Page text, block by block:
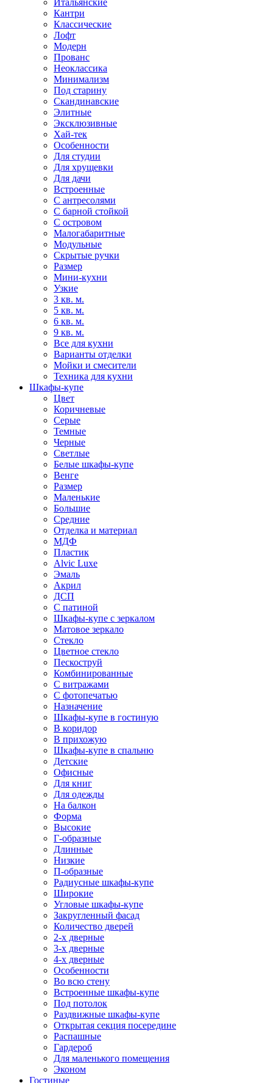
Итальянские
Кантри
Классические
Лофт
Модерн
Прованс
Неоклассика
Минимализм
Под старину
Скандинавские
Элитные
Эксклюзивные
Хай-тек
Особенности
Для студии
Для хрущевки
Для дачи
Встроенные
С антресолями
С барной стойкой
С островом
Малогабаритные
Модульные
Скрытые ручки
Размер
Мини-кухни
Узкие
3 кв. м.
5 кв. м.
6 кв. м.
9 кв. м.
Все для кухни
Варианты отделки
Мойки и смесители
Техника для кухни
Шкафы-купе
Цвет
Коричневые
Серые
Темные
Черные
Светлые
Белые шкафы-купе
Венге
Размер
Маленькие
Большие
Средние
Отделка и материал
МДФ
Пластик
Alvic Luxe
Эмаль
Акрил
ДСП
С патиной
Шкафы-купе с зеркалом
Матовое зеркало
Стекло
Цветное стекло
Пескоструй
Комбинированные
С витражами
С фотопечатью
Назначение
Шкафы-купе в гостиную
В коридор
В прихожую
Шкафы-купе в спальню
Детские
Офисные
Для книг
Для одежды
На балкон
Форма
Высокие
Г-образные
Длинные
Низкие
П-образные
Радиусные шкафы-купе
Широкие
Угловые шкафы-купе
Закругленный фасад
Количество дверей
2-х дверные
3-х дверные
4-х дверные
Особенности
Во всю стену
Встроенные шкафы-купе
Под потолок
Раздвижные шкафы-купе
Открытая секция посередине
Распашные
Гардероб
Для маленького помещения
Эконом
Гостиные